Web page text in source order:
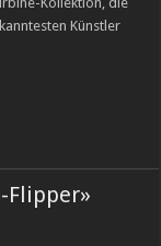
Künstler
Flipper»